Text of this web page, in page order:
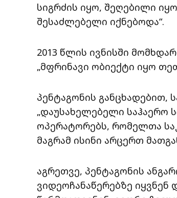
სიგრძის იყო, შეღებილი
შესაძლებელი იქნებოდა“.
2013 წლის ივნისში
„მფრინავი ობიექტი იყო
პენტაგონის განცხადებით,
„დაუსახელებელი საჰაერო
ოპერატორებს, რომელთა
მაგრამ ისინი არცერთ
აგრეთვე, პენტაგონის
ვიდეოჩანაწერებზე